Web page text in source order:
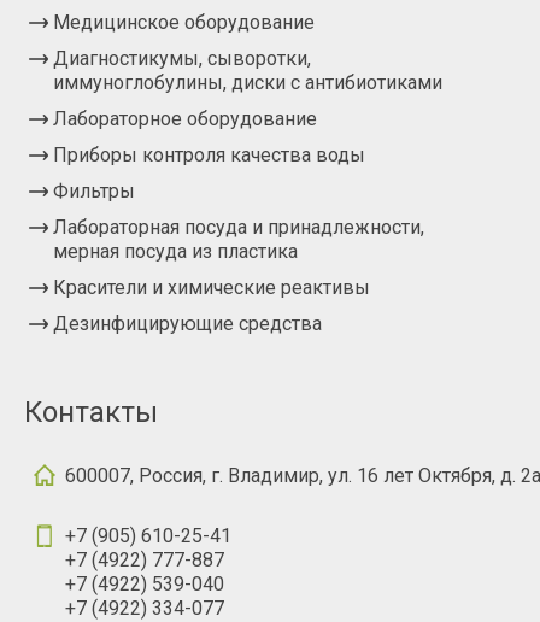
Медицинское оборудование
Диагностикумы, сыворотки,
иммуноглобулины, диски с антибиотиками
Лабораторное оборудование
Приборы контроля качества воды
Фильтры
Лабораторная посуда и принадлежности,
мерная посуда из пластика
Красители и химические реактивы
Дезинфицирующие средства
Контакты
600007, Россия, г. Владимир, ул. 16 лет Октября, д. 2а
+7 (905) 610-25-41
+7 (4922) 777-887
+7 (4922) 539-040
+7 (4922) 334-077